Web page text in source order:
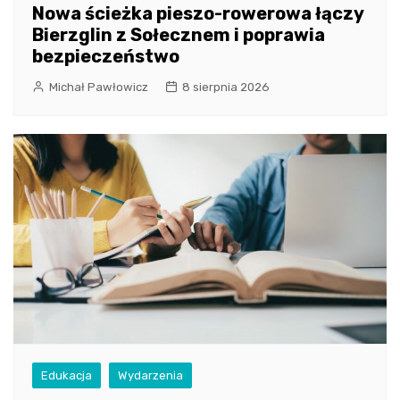
Nowa ścieżka pieszo-rowerowa łączy
Bierzglin z Sołecznem i poprawia
bezpieczeństwo
Michał Pawłowicz 8 sierpnia 2026
Edukacja Wydarzenia